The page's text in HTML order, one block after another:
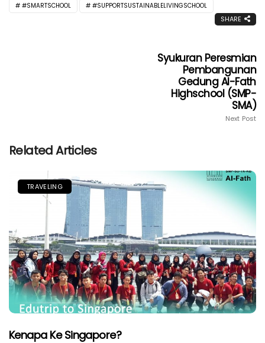
#SMARTSCHOOL
#SUPPORTSUSTAINABLELIVINGSCHOOL
SHARE
Syukuran Peresmian
Pembangunan
Gedung Al-Fath
Highschool (SMP-
SMA)
Next Post
Related Articles
TRAVELING
Kenapa Ke Singapore?